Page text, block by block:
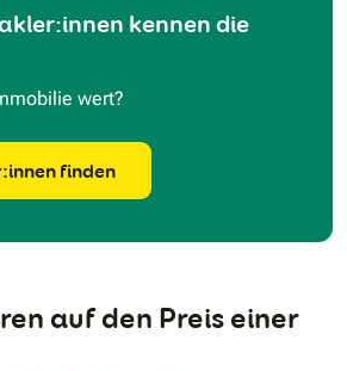
kennen die
wert?
finden
auf den Preis einer